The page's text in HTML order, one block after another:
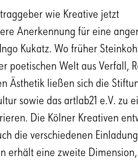
wie Kreative jetzt
Anerkennung für eine
Kukatz. Wo früher
poetischen Welt aus Verfall,
Ästhetik ließen sich die
sowie das artlab21 e.V. zu
Die Kölner Kreativen
die verschiedenen
erhält eine zweite